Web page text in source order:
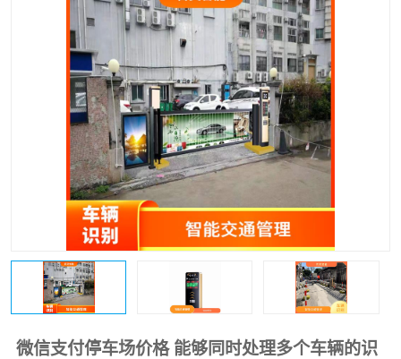
微信支付停车场价格 能够同时处理多个车辆的识